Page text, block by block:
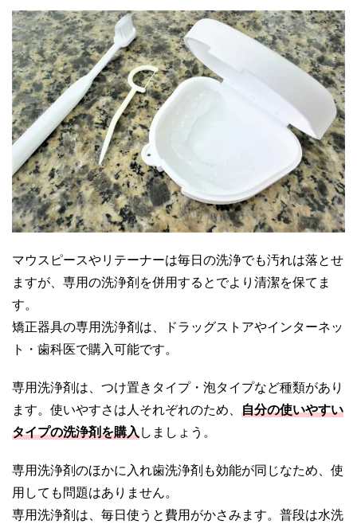
マウスピースやリテーナーは毎日の洗浄でも汚れは落とせ
ますが、専用の洗浄剤を併用するとでより清潔を保てま
す。
矯正器具の専用洗浄剤は、ドラッグストアやインターネッ
ト・歯科医で購入可能です。
専用洗浄剤は、つけ置きタイプ・泡タイプなど種類があり
ます。使いやすさは人それぞれのため、 自分の使いやすい
タイプの洗浄剤を購入しましょう。
専用洗浄剤のほかに入れ歯洗浄剤も効能が同じなため、使
用しても問題はありません。
専用洗浄剤は、毎日使うと費用がかさみます。普段は水洗